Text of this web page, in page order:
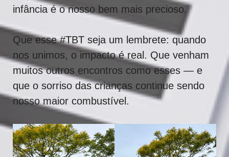
infância é o nosso bem mais precioso.
Que esse #TBT seja um lembrete: quando
nos unimos, o impacto é real. Que venham
muitos outros encontros como esses — e
que o sorriso das crianças continue sendo
nosso maior combustível.